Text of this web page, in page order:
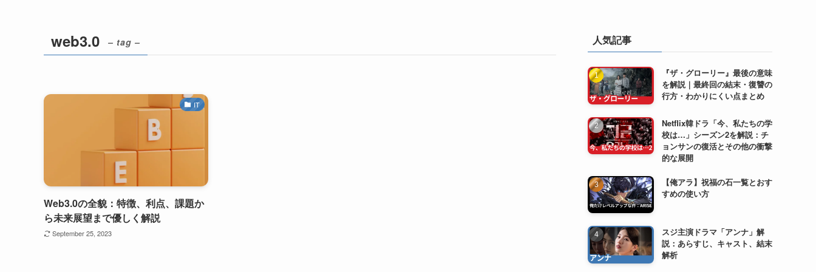
web3.0 – tag –
IT
Web3.0の全貌：特徴、利点、課題か
ら未来展望まで優しく解説
September 25, 2023
人気記事
『ザ・グローリー』最後の意味
を解説｜最終回の結末・復讐の
行方・わかりにくい点まとめ
Netflix韓ドラ「今、私たちの学
校は…」シーズン2を解説：チ
ョンサンの復活とその他の衝撃
的な展開
【俺アラ】祝福の石一覧とおす
すめの使い方
スジ主演ドラマ「アンナ」解
説：あらすじ、キャスト、結末
解析